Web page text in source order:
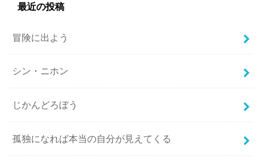
最近の投稿
冒険に出よう
シン・ニホン
じかんどろぼう
孤独になれば本当の自分が見えてくる